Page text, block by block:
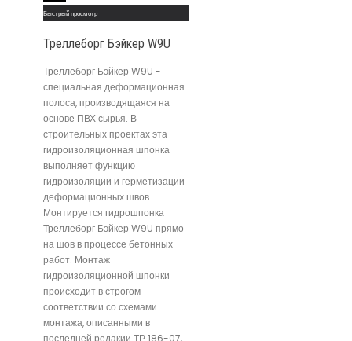
Быстрый просмотр
Треллеборг Бэйкер W9U
Треллеборг Бэйкер W9U -
специальная деформационная
полоса, производящаяся на
основе ПВХ сырья. В
строительных проектах эта
гидроизоляционная шпонка
выполняет функцию
гидроизоляции и герметизации
деформационных швов.
Монтируется гидрошпонка
Треллеборг Бэйкер W9U прямо
на шов в процессе бетонных
работ. Монтаж
гидроизоляционной шпонки
происходит в строгом
соответствии со схемами
монтажа, описанными в
последней редакии ТР 186-07,